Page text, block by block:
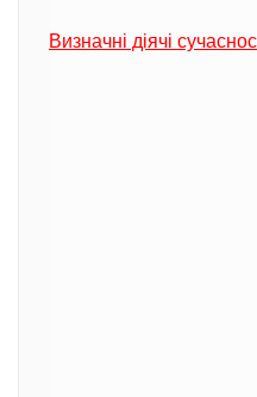
Визначні діячі